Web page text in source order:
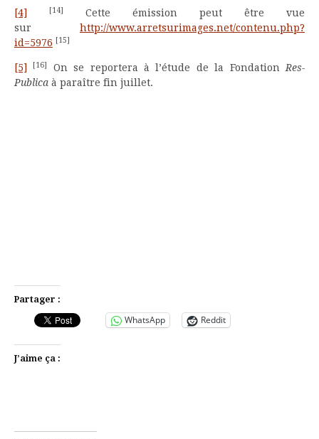
[4] [14]
Cette émission peut être vue
sur http://www.arretsurimages.net/contenu.php?
id=5976 [15]
[5] [16] On se reportera à l’étude de la Fondation Res-
Publica à paraître fin juillet.
Partager :
WhatsApp Reddit
J’aime ça :